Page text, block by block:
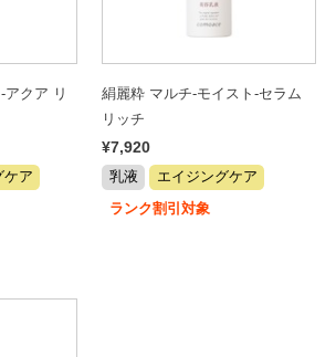
クア リ
ケア
絹麗粋 マルチ-モイスト-セラム
リッチ
¥7,920
乳液
エイジングケア
ランク割引対象